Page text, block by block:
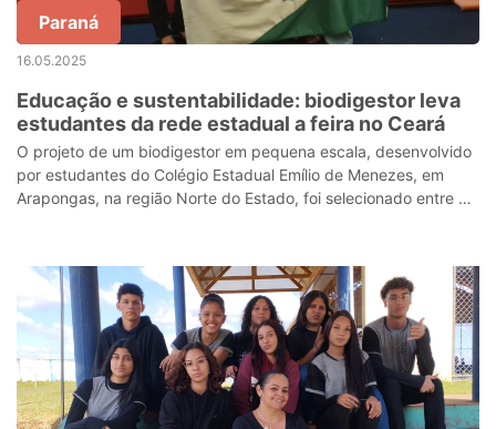
Paraná
16.05.2025
Educação e sustentabilidade: biodigestor leva
estudantes da rede estadual a feira no Ceará
O projeto de um biodigestor em pequena escala, desenvolvido
por estudantes do Colégio Estadual Emílio de Menezes, em
Arapongas, na região Norte do Estado, foi selecionado entre os